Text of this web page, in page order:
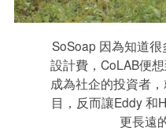
SoSoap 因為知道
設計費，CoLAB便
成為社企的投資者
目，反而讓Eddy 和
更長遠